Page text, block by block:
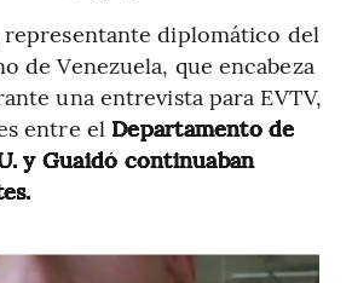
representante diplomático del
de Venezuela, que encabeza
una entrevista para EVTV,
entre el Departamento de
y Guaidó continuaban